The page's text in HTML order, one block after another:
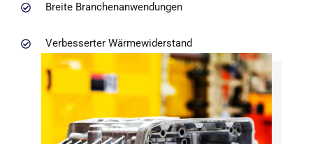
Breite Branchenanwendungen
Verbesserter Wärmewiderstand